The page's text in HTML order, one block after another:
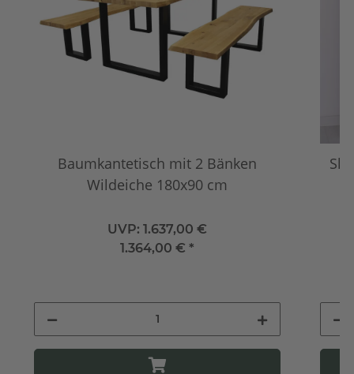
Baumkantetisch mit 2 Bänken
Wildeiche 180x90 cm
UVP: 1.637,00 €
1.364,00 €*